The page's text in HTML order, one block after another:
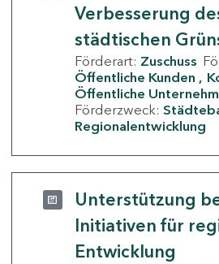
Verbesserung
städtischen
Förderart: Zuschuss
Öffentliche Kunden
Öffentliche
Förderzweck:
Regionalentwicklung
Unterstützung
Initiativen für
Entwicklung